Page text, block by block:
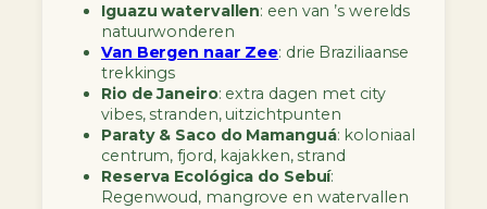
Iguazu watervallen: een van ’s werelds
natuurwonderen
Van Bergen naar Zee: drie Braziliaanse
trekkings
Rio de Janeiro: extra dagen met city
vibes, stranden, uitzichtpunten
Paraty & Saco do Mamanguá: koloniaal
centrum, fjord, kajakken, strand
Reserva Ecológica do Sebuí:
Regenwoud, mangrove en watervallen